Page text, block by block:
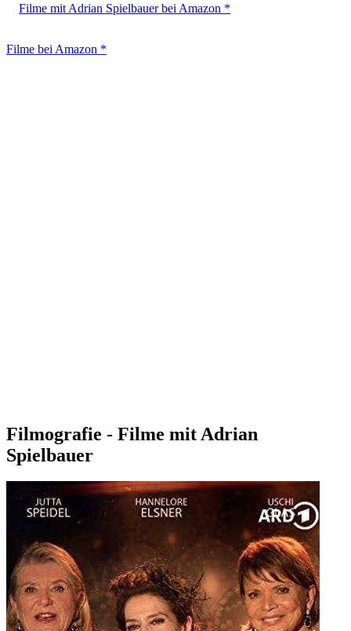
Filme mit Adrian Spielbauer bei Amazon *
Filme bei Amazon *
Filmografie - Filme mit Adrian
Spielbauer